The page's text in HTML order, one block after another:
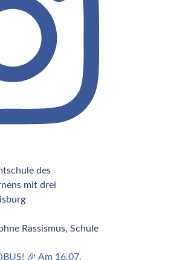
des
mit drei
Rassismus, Schule
🎉 Am 16.07.